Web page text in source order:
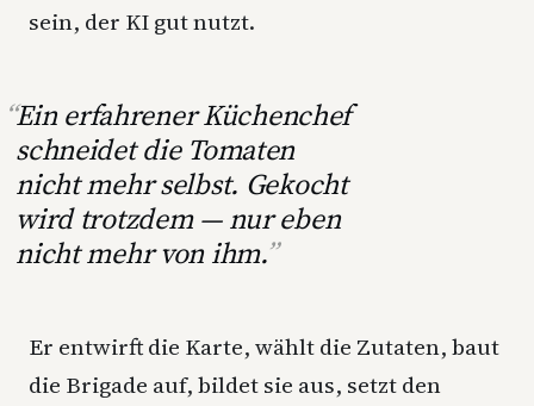
sein, der KI gut nutzt.
Ein erfahrener Küchenchef
schneidet die Tomaten
nicht mehr selbst. Gekocht
wird trotzdem — nur eben
nicht mehr von ihm.
Er entwirft die Karte, wählt die Zutaten, baut
die Brigade auf, bildet sie aus, setzt den